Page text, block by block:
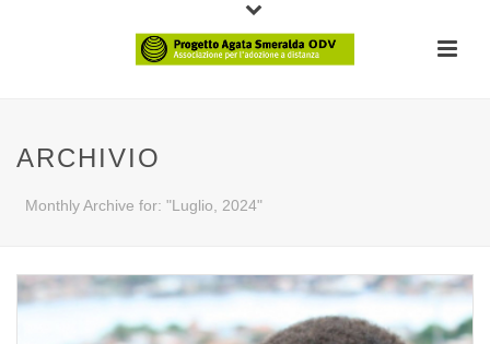
ARCHIVIO
Monthly Archive for: "Luglio, 2024"